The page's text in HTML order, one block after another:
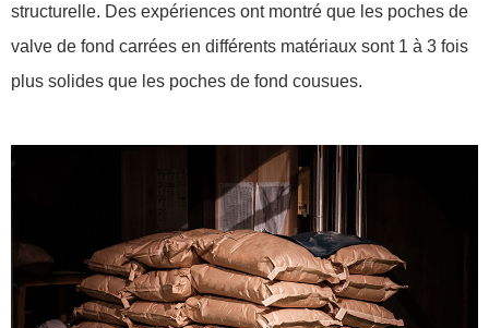
structurelle. Des expériences ont montré que les poches de
valve de fond carrées en différents matériaux sont 1 à 3 fois
plus solides que les poches de fond cousues.